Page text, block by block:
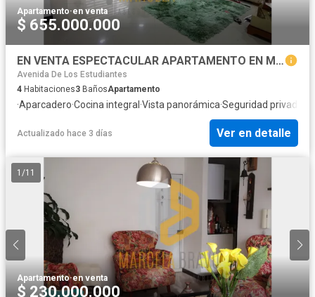
Apartamento·en venta
$ 655.000.000
EN VENTA ESPECTACULAR APARTAMENTO EN MORASURCO.SC
Avenida De Los Estudiantes
4 Habitaciones3 BañosApartamento
·Aparcadero·Cocina integral ·Vista panorámica·Seguridad privada
Actualizado hace 3 días Ver en detalle
1 /11
Apartamento·en venta
$ 230.000.000